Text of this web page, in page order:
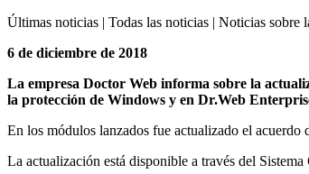
Últimas noticias | Todas las noticias | Noticias sobre
6 de diciembre de 2018
La empresa Doctor Web informa sobre la
la protección de Windows y en Dr.Web
En los módulos lanzados fue actualizado el acuerdo
La actualización está disponible a través del